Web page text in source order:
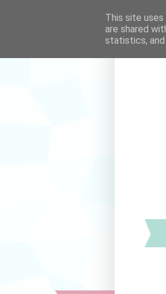
This site
are shared
statistics,